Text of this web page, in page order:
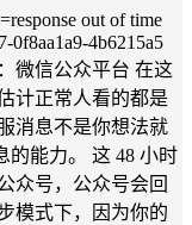
out of time
0f8aa1a9-4b6215a5
微信公众平台 在这
计正常人看的都是
消息不是你想法就
的能力。 这 48 小时
众号，公众号会回
模式下，因为你的